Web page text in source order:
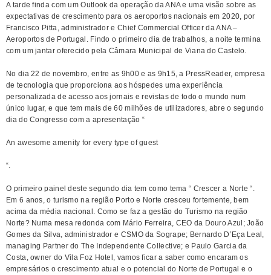
A tarde finda com um Outlook da operação da ANA e uma visão sobre as
expectativas de crescimento para os aeroportos nacionais em 2020, por
Francisco Pitta, administrador e Chief Commercial Officer da ANA –
Aeroportos de Portugal. Findo o primeiro dia de trabalhos, a noite termina
com um jantar oferecido pela Câmara Municipal de Viana do Castelo.
No dia 22 de novembro, entre as 9h00 e as 9h15, a PressReader, empresa
de tecnologia que proporciona aos hóspedes uma experiência
personalizada de acesso aos jornais e revistas de todo o mundo num
único lugar, e que tem mais de 60 milhões de utilizadores, abre o segundo
dia do Congresso com a apresentação “
An awesome amenity for every type of guest
“.
O primeiro painel deste segundo dia tem como tema “ Crescer a Norte “.
Em 6 anos, o turismo na região Porto e Norte cresceu fortemente, bem
acima da média nacional. Como se faz a gestão do Turismo na região
Norte? Numa mesa redonda com Mário Ferreira, CEO da Douro Azul; João
Gomes da Silva, administrador e CSMO da Sogrape; Bernardo D’Eça Leal,
managing Partner do The Independente Collective; e Paulo Garcia da
Costa, owner do Vila Foz Hotel, vamos ficar a saber como encaram os
empresários o crescimento atual e o potencial do Norte de Portugal e o